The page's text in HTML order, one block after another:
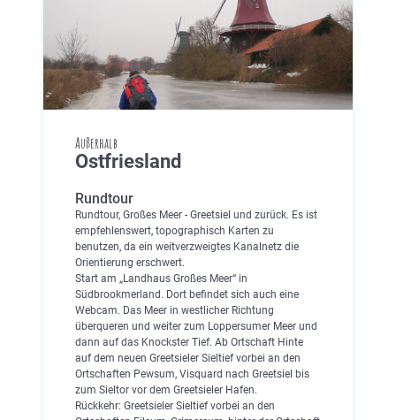
Außerhalb
Ostfriesland
Rundtour
Rundtour, Großes Meer - Greetsiel und zurück. Es ist
empfehlenswert, topographisch Karten zu
benutzen, da ein weitverzweigtes Kanalnetz die
Orientierung erschwert.
Start am „Landhaus Großes Meer“ in
Südbrookmerland. Dort befindet sich auch eine
Webcam. Das Meer in westlicher Richtung
überqueren und weiter zum Loppersumer Meer und
dann auf das Knockster Tief. Ab Ortschaft Hinte
auf dem neuen Greetsieler Sieltief vorbei an den
Ortschaften Pewsum, Visquard nach Greetsiel bis
zum Sieltor vor dem Greetsieler Hafen.
Rückkehr: Greetsieler Sieltief vorbei an den